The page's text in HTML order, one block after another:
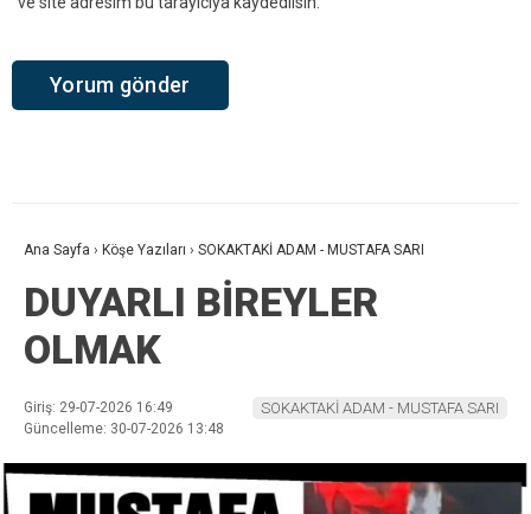
Ana Sayfa › Köşe Yazıları › SOKAKTAKİ ADAM - MUSTAFA SARI
DUYARLI BİREYLER
OLMAK
Giriş: 29-07-2026 16:49
Güncelleme: 30-07-2026 13:48
SOKAKTAKİ ADAM - MUSTAFA SARI